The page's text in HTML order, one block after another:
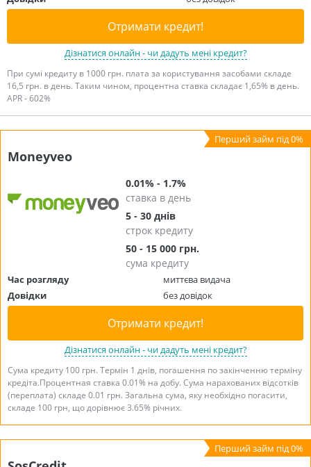
Отримати кредит!
Дізнатися онлайн - чи дадуть мені кредит?
При сумі кредиту в 1000 грн. плата за користування засобами складе
16,5 грн. в день. Таким чином, процентна ставка складає 1,65% в день.
APR - 602%
Moneyveo
0.01% - 1.7%
ставка в день
5 - 30 днів
строк кредиту
50 - 15 000 грн.
сума кредиту
Час розгляду
миттєва видача
Довідки
без довідок
Отримати кредит!
Дізнатися онлайн - чи дадуть мені кредит?
Сума кредиту 100 грн. Термін 1 днів, погашення по закінченню терміну
кредіта.Процентная ставка 0.01% на добу. Сума нарахованих відсотків
(переплата) складе 0.01 грн. Загальна сума, яку необхідно погасити,
складе 100 грн, що дорівнює 3.65% річних.